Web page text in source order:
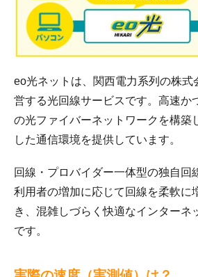
eo光ネットは、関西電力系列の株式
営する光回線サービスです。高速か
の光ファイバーネットワークを構築
した通信環境を提供しています。
回線・プロバイダー一体型の独自回
利用者の増加に応じて回線を柔軟に
き、混雑しづらく快適なインターネ
です。